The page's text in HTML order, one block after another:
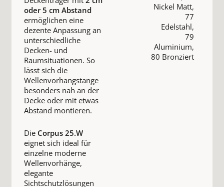
oder 5 cm Abstand
ermöglichen eine
dezente Anpassung an
unterschiedliche
Decken- und
Raumsituationen. So
lässt sich die
Wellenvorhangstange
besonders nah an der
Decke oder mit etwas
Abstand montieren.
Die Corpus 25.W
eignet sich ideal für
einzelne moderne
Wellenvorhänge,
elegante
Sichtschutzlösungen
Nickel Matt,
77
Edelstahl,
79
Aluminium,
80 Bronziert